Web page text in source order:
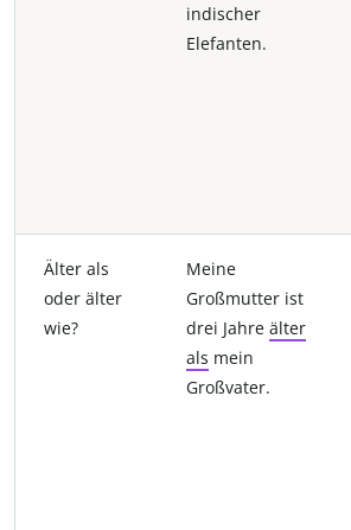
indischer
Elefanten.
Älter als
oder älter
wie?
Meine
Großmutter ist
drei Jahre älter
als mein
Großvater.